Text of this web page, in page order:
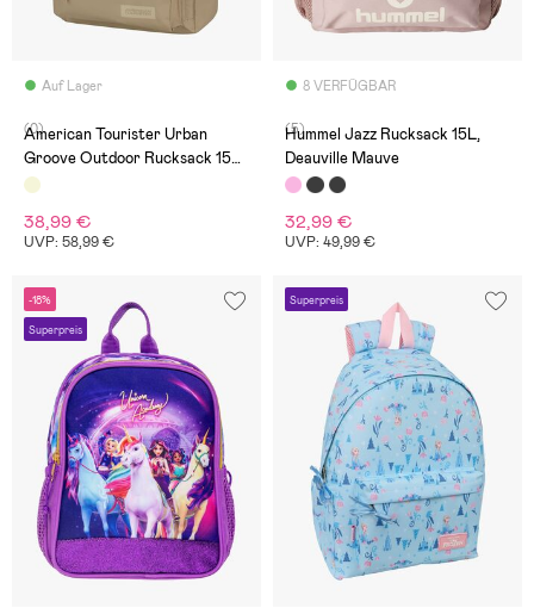
Auf Lager
(0)
American Tourister Urban
Groove Outdoor Rucksack 15L,
Beige
38,99 €
UVP: 58,99 €
8 VERFÜGBAR
(5)
Hummel Jazz Rucksack 15L,
Deauville Mauve
32,99 €
UVP: 49,99 €
-18%
Superpreis
Superpreis